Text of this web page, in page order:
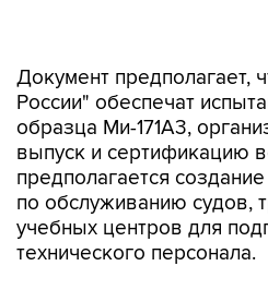
образца Ми-171А3,
выпуск и сертификацию
предполагается
по обслуживанию судов,
учебных центров для
технического персонала.
"Газпром" намерен